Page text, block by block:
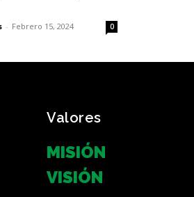
- Febrero 15, 2024 0
Valores
MISIÓN
VISIÓN